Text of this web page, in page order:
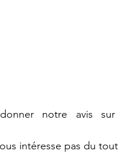
notre avis
intéresse pas du